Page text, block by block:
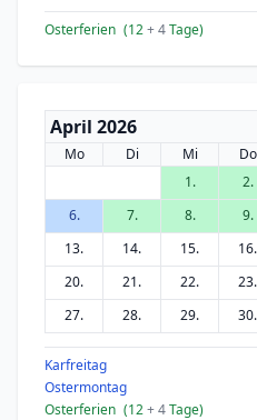
Osterferien (12+ 4Tage)
April 2026
Mo Di Mi Do
1.
2.
6.
7. 8. 9.
13.
14. 15. 16.
20.
21. 22. 23.
27.
28. 29. 30.
Karfreitag
Ostermontag
Osterferien (12+ 4Tage)